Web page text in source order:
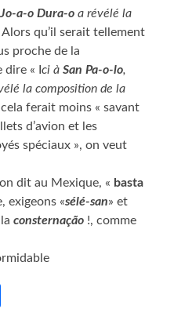
Jo-a-o Dura-o a révélé la
Alors qu’il serait tellement
proche de la
dire « Ici àSan Pa-o-lo,
la composition de la
ferait moins « savant
d’avion et les
spéciaux », on veut
dit au Mexique, « basta
exigeons «sélé-san» et
laconsternação !, comme